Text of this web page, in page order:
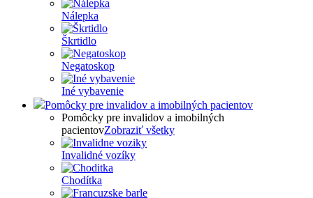
Nálepka
Škrtidlo
Negatoskop
Iné vybavenie
Pomôcky pre invalidov a imobilných pacientov
Pomôcky pre invalidov a imobilných
pacientovZobraziť všetky
Invalidné vozíky
Chodítka